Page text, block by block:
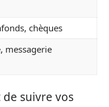
chèques
messagerie
suivre vos